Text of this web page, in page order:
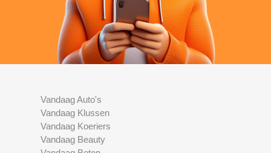
Vandaag Auto's
Vandaag Klussen
Vandaag Koeriers
Vandaag Beauty